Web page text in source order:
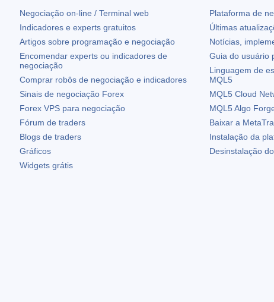
Negociação on-line / Terminal web
Indicadores e experts gratuitos
Artigos sobre programação e negociação
Encomendar experts ou indicadores de
negociação
Comprar robôs de negociação e indicadores
Sinais de negociação Forex
Forex VPS para negociação
Fórum de traders
Blogs de traders
Gráficos
Widgets grátis
Plataforma de
Últimas
Notícias,
Guia do usuário
Linguagem de
MQL5
MQL5 Cloud
MQL5 Algo
Baixar a
Instalação da
Desinstalação